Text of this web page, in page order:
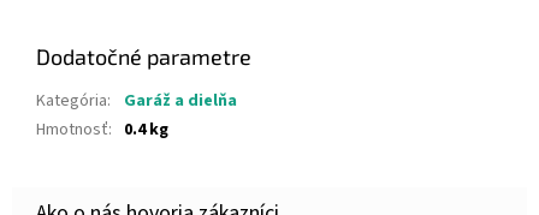
Dodatočné parametre
Kategória:
Garáž a dielňa
Hmotnosť: 0.4 kg